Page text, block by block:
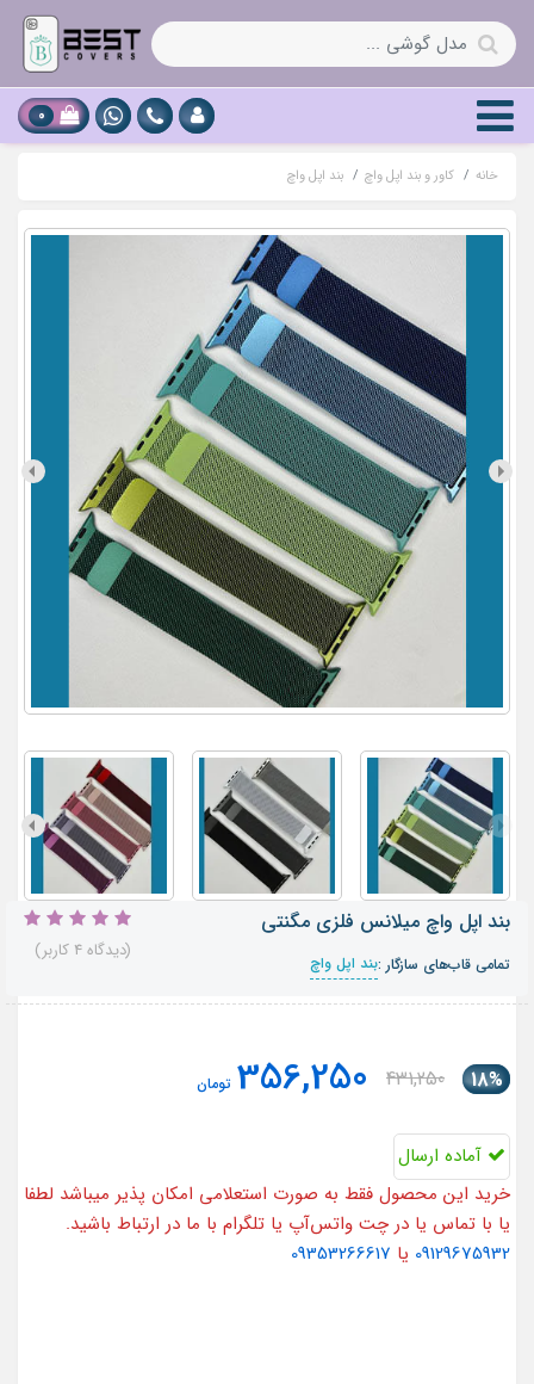
0
خانه کاور و بند اپل واچ بند اپل واچ
بند اپل واچ میلانس فلزی مگنتی
تمامی قاب‌های سازگار :بند اپل واچ
(دیدگاه 4 کاربر)
18%
431,250
356,250 تومان
آماده ارسال
خرید این محصول فقط به صورت استعلامی امکان پذیر میباشد لطفا
یا با تماس یا در چت واتس‌آپ یا تلگرام با ما در ارتباط باشید.
09129675932 یا 09353266617